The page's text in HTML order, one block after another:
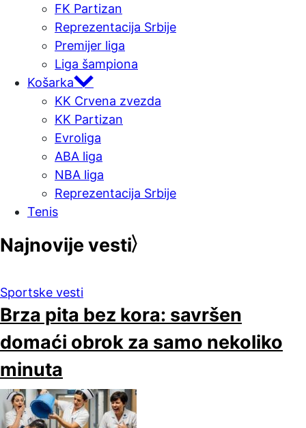
FK Partizan
Reprezentacija Srbije
Premijer liga
Liga šampiona
Košarka
KK Crvena zvezda
KK Partizan
Evroliga
ABA liga
NBA liga
Reprezentacija Srbije
Tenis
Najnovije vesti
Sportske vesti
Brza pita bez kora: savršen
domaći obrok za samo nekoliko
minuta